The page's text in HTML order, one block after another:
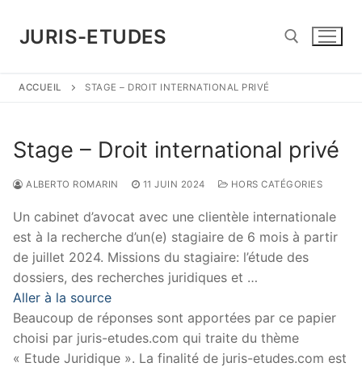
contenu
JURIS-ETUDES
ACCUEIL STAGE – DROIT INTERNATIONAL PRIVÉ
Stage – Droit international privé
ALBERTO ROMARIN 11 JUIN 2024 HORS CATÉGORIES
Un cabinet d’avocat avec une clientèle internationale
est à la recherche d’un(e) stagiaire de 6 mois à partir
de juillet 2024. Missions du stagiaire: l’étude des
dossiers, des recherches juridiques et …
Aller à la source
Beaucoup de réponses sont apportées par ce papier
choisi par juris-etudes.com qui traite du thème
« Etude Juridique ». La finalité de juris-etudes.com est